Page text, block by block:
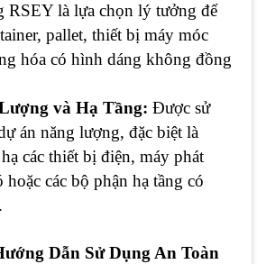
RSEY là lựa chọn lý tưởng để
pallet, thiết bị máy móc
hóa có hình dáng không đồng
và Hạ Tầng: Được sử
án năng lượng, đặc biệt là
các thiết bị điện, máy phát
các bộ phận hạ tầng có
Dẫn Sử Dụng An Toàn